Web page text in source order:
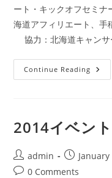
ート・キックオ
海道アフィリエート、
協力：北海道キ
Continue Reading 2016
年
ケ
ー
ル
2014イベン
Post
author:
admin
Post
published:
January
Post0 Comments